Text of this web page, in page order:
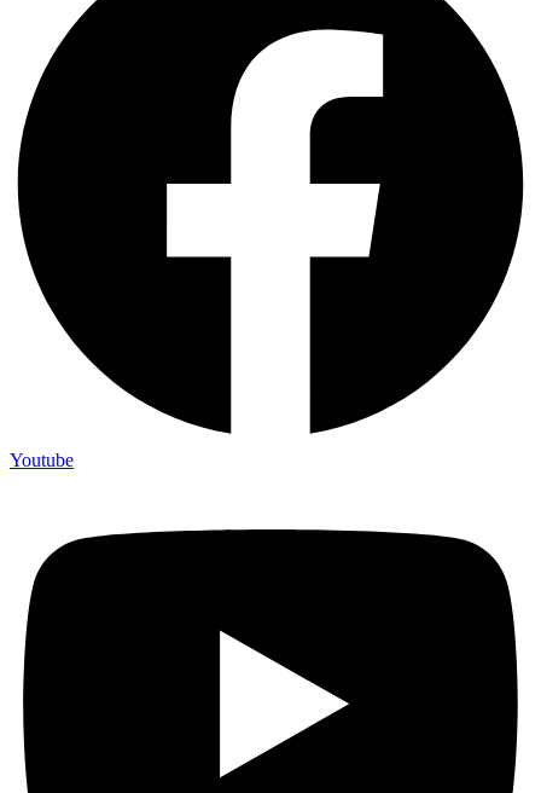
Youtube